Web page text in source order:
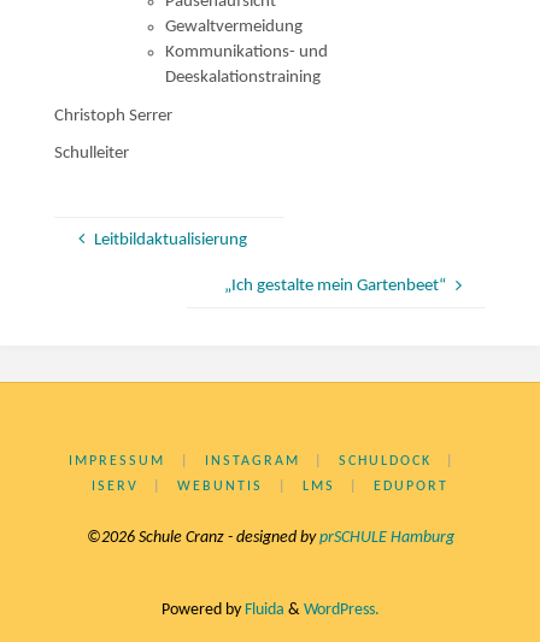
Gewaltvermeidung
Kommunikations- und
Deeskalationstraining
Christoph Serrer
Schulleiter
Leitbildaktualisierung
„Ich gestalte mein Gartenbeet“
IMPRESSUM INSTAGRAM SCHULDOCK
ISERV
WEBUNTIS LMS EDUPORT
©2026 Schule Cranz - designed byprSCHULE Hamburg
Powered byFluida & WordPress.